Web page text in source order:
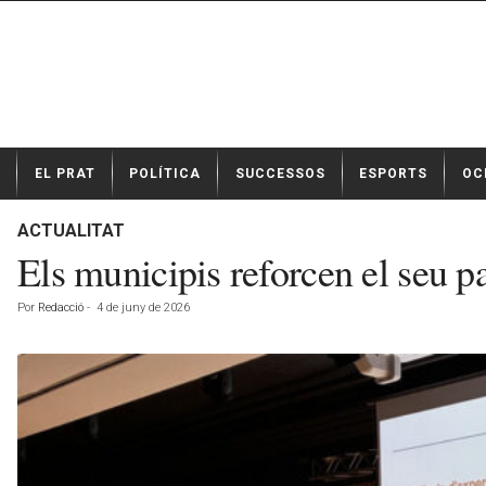
t
EL PRAT POLÍTICA SUCCESSOS ESPORTS OCI
ACTUALITAT
Els municipis reforcen el seu
Por Redacció - 4 de juny de 2026